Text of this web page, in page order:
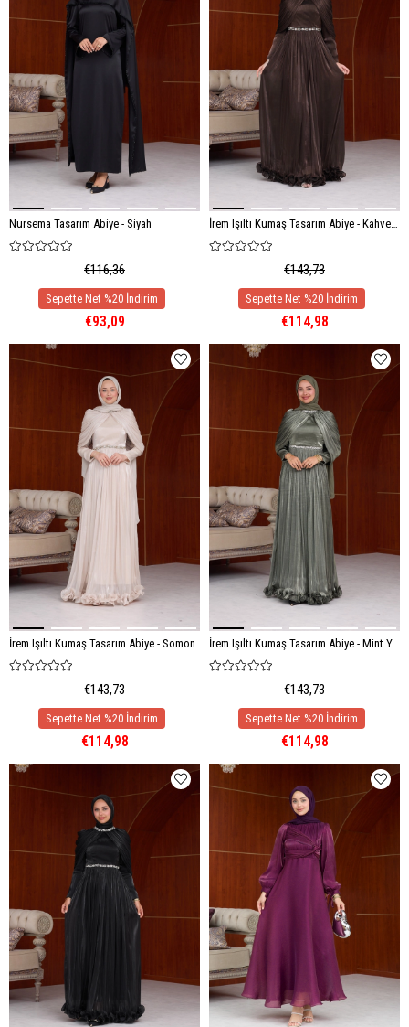
Nursema Tasarım Abiye - Siyah
€116,36
€93,09
İrem Işıltı Kumaş Tasarım Abiye - Kahverengi
€143,73
€114,98
İrem Işıltı Kumaş Tasarım Abiye - Somon
€143,73
€114,98
€143,73
€114,98